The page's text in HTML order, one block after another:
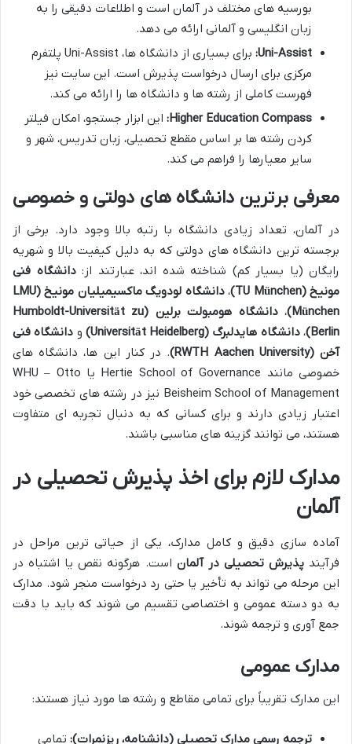
بورسیه های مختلف در آلمان است و اطلاعات دقیقی را به
زبان انگلیسی و آلمانی ارائه می دهد.
Uni-Assist:
برای بسیاری از دانشگاه ها، Uni-Assist پلتفرم
مرکزی برای ارسال درخواست پذیرش است. این سایت نیز
فهرست کاملی از رشته ها و دانشگاه ها را ارائه می کند.
Higher Education Compass: این ابزار جستجو، امکان فیلتر
کردن رشته ها بر اساس مقطع تحصیلی، زبان تدریس، شهر و
سایر معیارها را فراهم می کند.
معرفی برترین دانشگاه های دولتی و خصوصی
در آلمان، تعداد زیادی دانشگاه با رتبه بالا وجود دارد. برخی از
برجسته ترین دانشگاه های دولتی که به دلیل کیفیت بالا و شهریه
رایگان (یا بسیار کم) شناخته شده اند، عبارتند از:دانشگاه فنی
مونیخ (TU München)
،
دانشگاه لودویگ ماکسیمیلیان مونیخ (LMU
München) ،
دانشگاه هومبولت برلین (Humboldt-Universität zu
Berlin) ،دانشگاه هایدلبرگ (Universität Heidelberg) و دانشگاه فنی
آخن (RWTH Aachen University)
. در کنار این ها، دانشگاه های
خصوصی مانند Hertie School of Governance یا WHU – Otto
Beisheim School of Management نیز در رشته های تخصصی خود
اعتبار زیادی دارند و برای کسانی که به دنبال تجربه ای متفاوت
هستند، می توانند گزینه های مناسبی باشند.
مدارک لازم برای اخذ پذیرش تحصیلی در
آلمان
آماده سازی دقیق و کامل مدارک، یکی از حیاتی ترین مراحل در
فرآیندپذیرش تحصیلی در آلمان است. هرگونه نقص یا اشتباه در
این مرحله می تواند به تأخیر یا حتی رد درخواست منجر شود. مدارک
به دو دسته عمومی و اختصاصی تقسیم می شوند که باید با دقت
جمع آوری و ترجمه شوند.
مدارک عمومی
این مدارک تقریباً برای تمامی مقاطع و رشته ها مورد نیاز هستند:
ترجمه رسمی مدارک تحصیلی (دانشنامه، ریزنمرات): تمامی